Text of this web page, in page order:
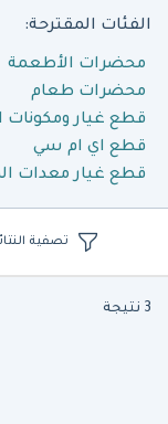
الفئات المقترحة:
محضرات الأطعمة
محضرات طعام
قطع غيار
قطع اي ام سي
قطع غيار معدات
تصفية
3 نتيجة